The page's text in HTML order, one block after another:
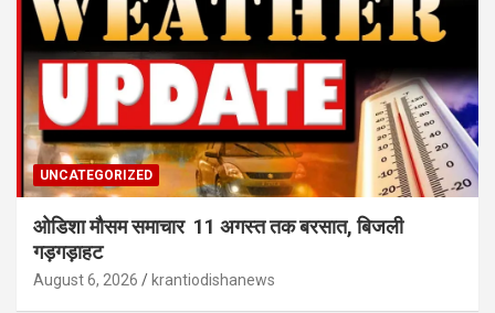
UNCATEGORIZED
ओडिशा मौसम समाचार 11 अगस्त तक बरसात, बिजली
गड़गड़ाहट
August 6, 2026 krantiodishanews